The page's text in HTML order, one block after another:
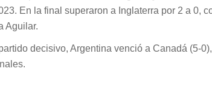
En la final superaron a Inglaterra por 2 a 0,
Aguilar.
decisivo, Argentina venció a Canadá (5-